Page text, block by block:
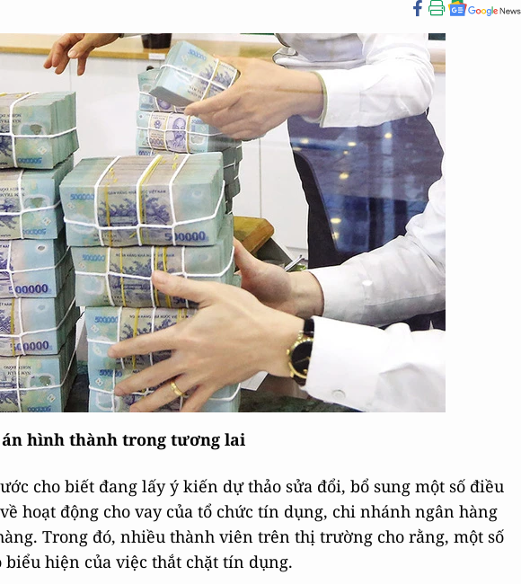
hình thành trong tương lai
cho biết đang lấy ý kiến dự thảo sửa đổi, bổ sung một số điều
hoạt động cho vay của tổ chức tín dụng, chi nhánh ngân hàng
Trong đó, nhiều thành viên trên thị trường cho rằng, một số
biểu hiện của việc thắt chặt tín dụng.